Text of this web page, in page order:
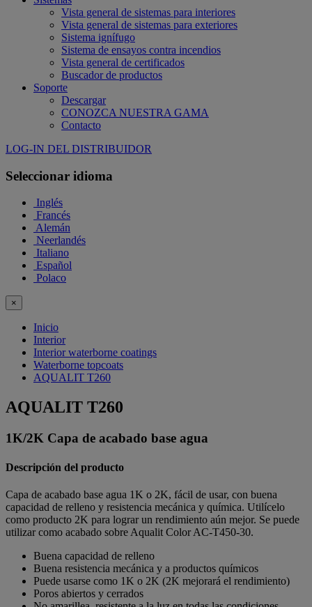
Vista general de sistemas para interiores
Vista general de sistemas para exteriores
Sistema ignífugo
Sistema de ensayos contra incendios
Vista general de certificados
Buscador de productos
Soporte
Descargar
CONOZCA NUESTRA GAMA
Contacto
LOG-IN DEL DISTRIBUIDOR
Seleccionar idioma
Inglés
Francés
Alemán
Neerlandés
Italiano
Español
Polaco
×
Inicio
Interior
Interior waterborne coatings
Waterborne topcoats
AQUALIT T260
AQUALIT T260
1K/2K Capa de acabado base agua
Descripción del producto
Capa de acabado base agua 1K o 2K, fácil de usar, con buena
capacidad de relleno y resistencia mecánica y química. Utilícelo
como producto 2K para lograr un rendimiento aún mejor. Se puede
utilizar como acabado sobre Aqualit Color AC-T450-30.
Buena capacidad de relleno
Buena resistencia mecánica y a productos químicos
Puede usarse como 1K o 2K (2K mejorará el rendimiento)
Poros abiertos y cerrados